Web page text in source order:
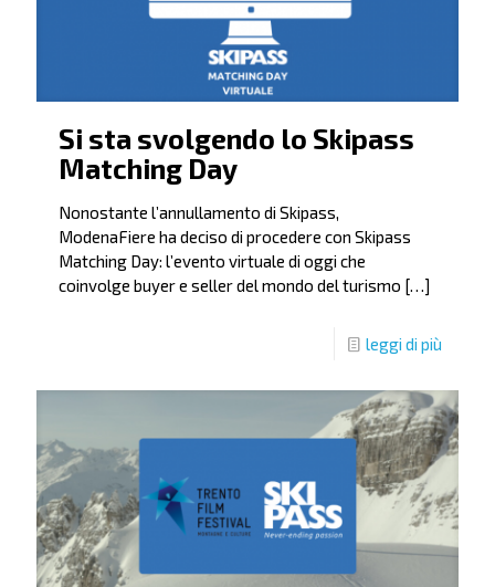
Si sta svolgendo lo Skipass
Matching Day
Nonostante l’annullamento di Skipass,
ModenaFiere ha deciso di procedere con Skipass
Matching Day: l’evento virtuale di oggi che
coinvolge buyer e seller del mondo del turismo […]
leggi di più